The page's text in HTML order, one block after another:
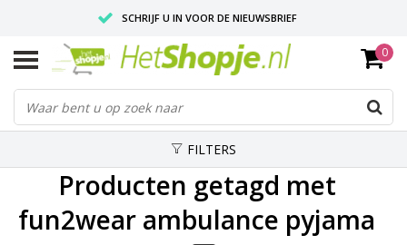
SCHRIJF U IN VOOR DE NIEUWSBRIEF
VOOR 18:00 BESTELD, IS ZELFDE DAG VERZONDEN
UITSTEKENDE PASVORM
0
FILTERS
Producten getagd met
fun2wear ambulance pyjama